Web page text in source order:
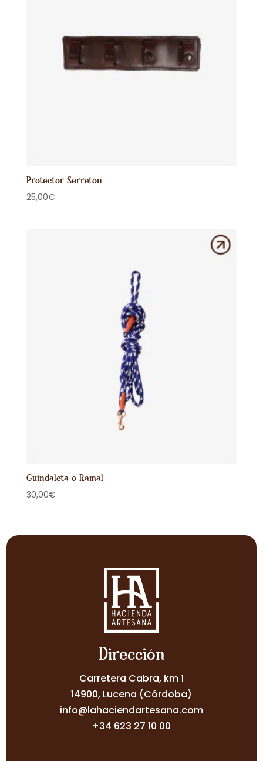
Protector Serretón
25,00€
Guindaleta o Ramal
30,00€
Dirección
Carretera Cabra, km 1
14900, Lucena (Córdoba)
info@lahaciendartesana.com
+34 623 27 10 00